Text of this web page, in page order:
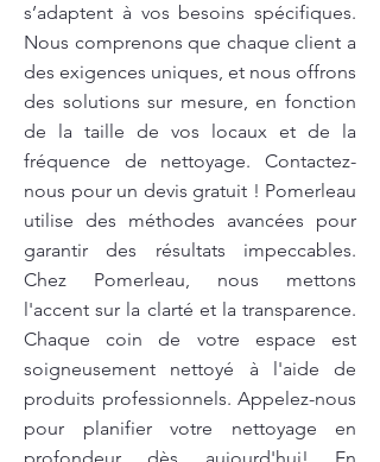
s’adaptent à vos besoins spécifiques.
Nous comprenons que chaque client a
des exigences uniques, et nous offrons
des solutions sur mesure, en fonction
de la taille de vos locaux et de la
fréquence de nettoyage. Contactez-
nous pour un devis gratuit ! Pomerleau
utilise des méthodes avancées pour
garantir des résultats impeccables.
Chez Pomerleau, nous mettons
l'accent sur la clarté et la transparence.
Chaque coin de votre espace est
soigneusement nettoyé à l'aide de
produits professionnels. Appelez-nous
pour planifier votre nettoyage en